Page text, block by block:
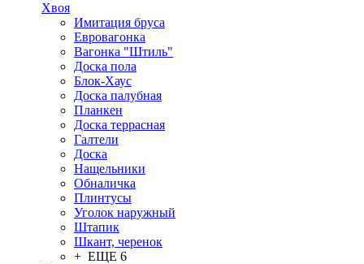
Хвоя
Имитация бруса
Евровагонка
Вагонка "Штиль"
Доска пола
Блок-Хаус
Доска палубная
Планкен
Доска террасная
Галтели
Доска
Нащельники
Обналичка
Плинтусы
Уголок наружный
Штапик
Шкант, черенок
+ ЕЩЕ 6